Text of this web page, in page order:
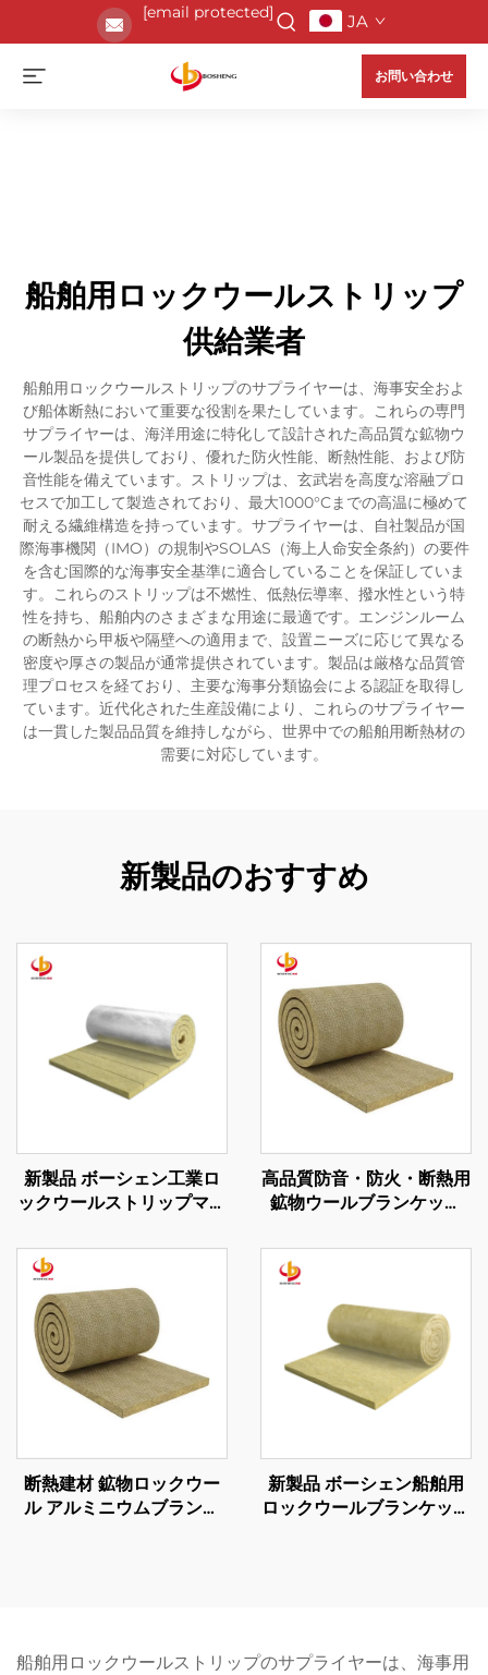
[email protected] JA
お問い合わせ
船舶用ロックウールストリップ
供給業者
船舶用ロックウールストリップのサプライヤーは、海事安全およ
び船体断熱において重要な役割を果たしています。これらの専門
サプライヤーは、海洋用途に特化して設計された高品質な鉱物ウ
ール製品を提供しており、優れた防火性能、断熱性能、および防
音性能を備えています。ストリップは、玄武岩を高度な溶融プロ
セスで加工して製造されており、最大1000°Cまでの高温に極めて
耐える繊維構造を持っています。サプライヤーは、自社製品が国
際海事機関（IMO）の規制やSOLAS（海上人命安全条約）の要件
を含む国際的な海事安全基準に適合していることを保証していま
す。これらのストリップは不燃性、低熱伝導率、撥水性という特
性を持ち、船舶内のさまざまな用途に最適です。エンジンルーム
の断熱から甲板や隔壁への適用まで、設置ニーズに応じて異なる
密度や厚さの製品が通常提供されています。製品は厳格な品質管
理プロセスを経ており、主要な海事分類協会による認証を取得し
ています。近代化された生産設備により、これらのサプライヤー
は一貫した製品品質を維持しながら、世界中での船舶用断熱材の
需要に対応しています。
新製品のおすすめ
新製品 ボーシェン工業ロ
ックウールストリップマッ
工業用ボイラー建物断熱材
高品質防音・防火・断熱用
鉱物ウールブランケット
120kg/m3 ロックウールブ
断熱建材 鉱物ロックウー
ル アルミニウムブランケ
新製品 ボーシェン船舶用
ロックウールブランケット
船舶用ロックウールストリップのサプライヤーは、海事用